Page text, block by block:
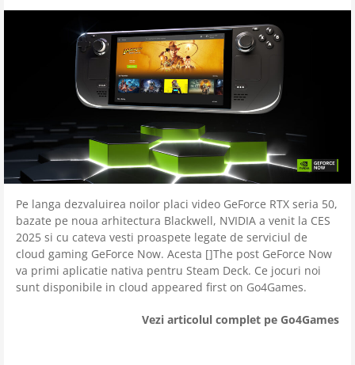
Pe langa dezvaluirea noilor placi video GeForce RTX seria 50,
bazate pe noua arhitectura Blackwell, NVIDIA a venit la CES
2025 si cu cateva vesti proaspete legate de serviciul de
cloud gaming GeForce Now. Acesta []The post GeForce Now
va primi aplicatie nativa pentru Steam Deck. Ce jocuri noi
sunt disponibile in cloud appeared first on Go4Games.
Vezi articolul complet pe Go4Games